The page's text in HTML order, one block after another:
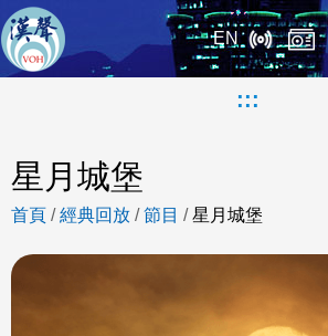
EN
:::
星月城堡
首頁 /經典回放 /節目 /星月城堡